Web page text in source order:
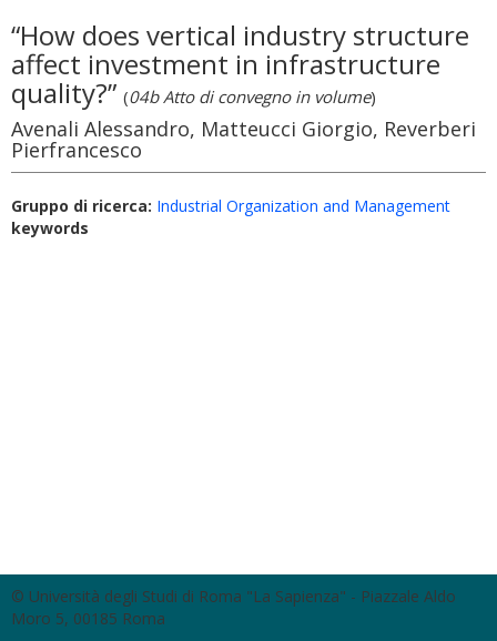
“How does vertical industry structure
affect investment in infrastructure
quality?” (04b Atto di convegno in volume)
Avenali Alessandro, Matteucci Giorgio, Reverberi
Pierfrancesco
Gruppo di ricerca: Industrial Organization and Management
keywords
© Università degli Studi di Roma "La Sapienza" - Piazzale Aldo
Moro 5, 00185 Roma